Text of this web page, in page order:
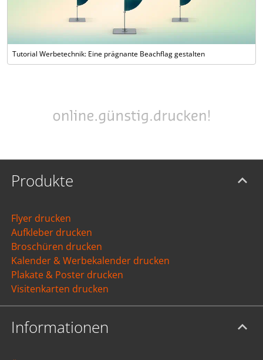
Tutorial Werbetechnik: Eine prägnante Beachflag gestalten
Produkte
Flyer drucken
Aufkleber drucken
Broschüren drucken
Kalender & Werbekalender drucken
Plakate & Poster drucken
Visitenkarten drucken
Informationen